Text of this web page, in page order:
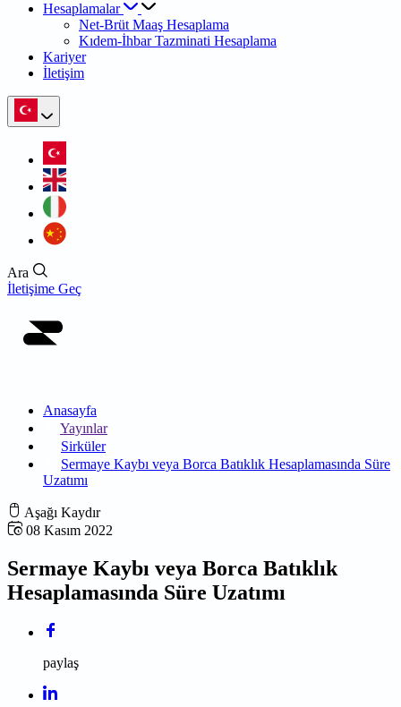
Hesaplamalar
Net-Brüt Maaş Hesaplama
Kıdem-İhbar Tazminati Hesaplama
Kariyer
İletişim
Ara
İletişime Geç
Anasayfa
Yayınlar
Sirküler
Sermaye Kaybı veya Borca Batıklık Hesaplamasında Süre
Uzatımı
Aşağı Kaydır
08 Kasım 2022
Sermaye Kaybı veya Borca Batıklık
Hesaplamasında Süre Uzatımı
paylaş